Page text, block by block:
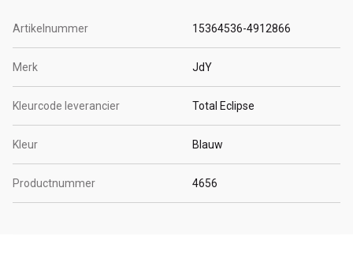
Artikelnummer 15364536-4912866
Merk JdY
Kleurcode leverancier Total Eclipse
Kleur Blauw
Productnummer 4656